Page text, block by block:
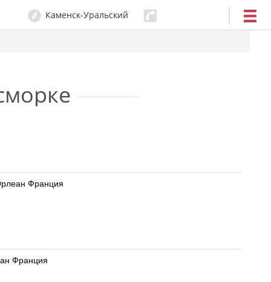
Каменск-Уральский
ООО Россия Дельфарм Орлеан Франция
Дельфарм Орлеан Франция